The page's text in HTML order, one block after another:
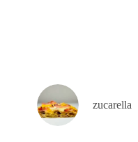
zucarella